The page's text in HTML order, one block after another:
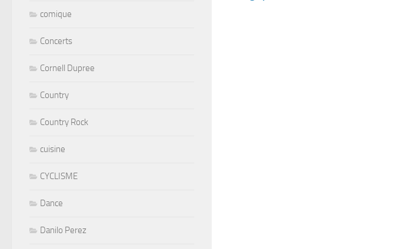
comique
Concerts
Cornell Dupree
Country
Country Rock
cuisine
CYCLISME
Dance
Danilo Perez